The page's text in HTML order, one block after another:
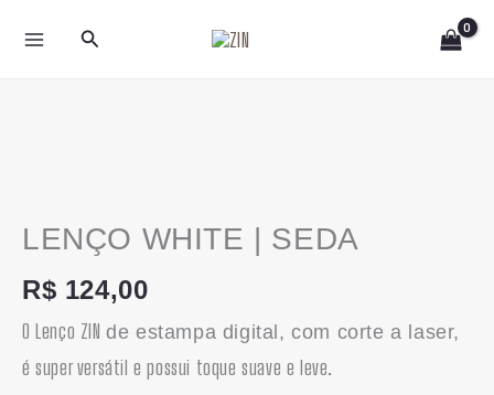
para
Pesquisar
LENÇO WHITE | SEDA
R$ 124,00
O Lenço ZINde estampa digital, com corte a laser,
é super versátil e possui toque suave e leve.
|
quantidade